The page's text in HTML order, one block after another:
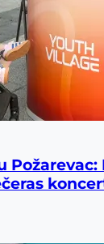
Požarevac: